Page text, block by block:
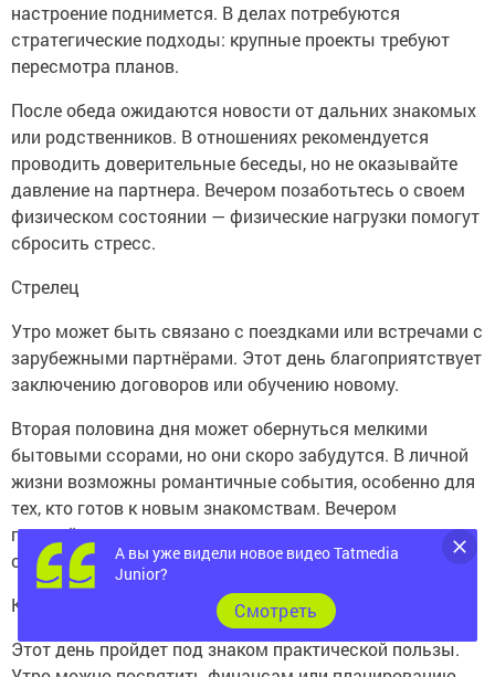
настроение поднимется. В делах потребуются
стратегические подходы: крупные проекты требуют
пересмотра планов.
После обеда ожидаются новости от дальних знакомых
или родственников. В отношениях рекомендуется
проводить доверительные беседы, но не оказывайте
давление на партнера. Вечером позаботьтесь о своем
физическом состоянии — физические нагрузки помогут
сбросить стресс.
Стрелец
Утро может быть связано с поездками или встречами с
зарубежными партнёрами. Этот день благоприятствует
заключению договоров или обучению новому.
Вторая половина дня может обернуться мелкими
бытовыми ссорами, но они скоро забудутся. В личной
жизни возможны романтичные события, особенно для
тех, кто готов к новым знакомствам. Вечером
погуляйте на свежем воздухе — природа поможет
обрести внутренний покой.
Козерог
Этот день пройдет под знаком практической пользы.
А вы уже видели новое видео Tatmedia
Junior?
Cмотреть